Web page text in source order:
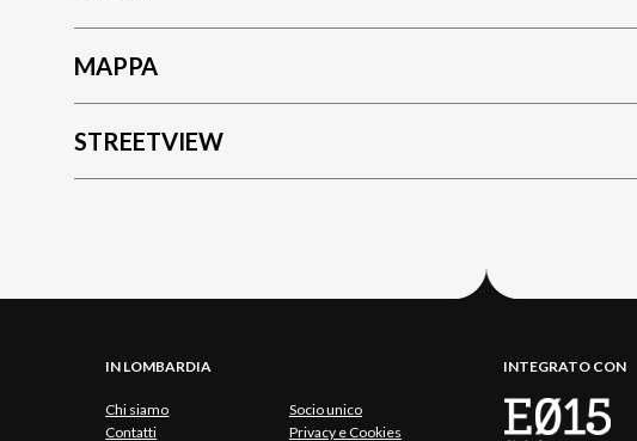
MAPPA
STREETVIEW
IN LOMBARDIA
Chi siamo
Socio unico
Contatti
Privacy e Cookies
INTEGRATO CON